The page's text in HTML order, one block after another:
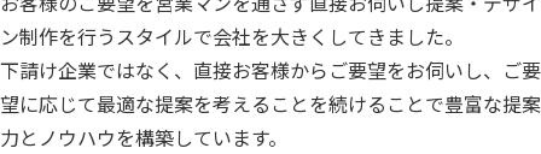
ン制作を行うスタイルで会社を大きくしてきました。
下請け企業ではなく、直接お客様からご要望をお伺いし、ご要
望に応じて最適な提案を考えることを続けることで豊富な提案
力とノウハウを構築しています。